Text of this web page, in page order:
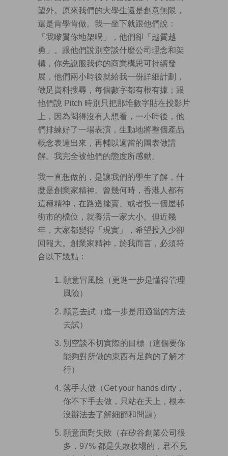
望外。原來我們的大學生還是創意無限，
還是肯學肯做。我一坐下就跟他們說：
「我嚟質你地架喎」，他們卻「越質越
勇」。跟他們說別空談什麼公司理念和架
構，你先說服我你的商業構思可持續發
展，他們兩小時後就給我一份詳細計劃，
做足資料搜尋，每個數字都有根有據；跟
他們說 Pitch 時別只把那堆數字貼在投影片
上，因為悶得沒有人想看，一小時後，他
們排練好了一場表演，生動地將整個產品
概念表達出來，再輔以適當的圖表做講
解。我完全被他們的態度所感動。
我一直想做的，是讓我們的學生了解，什
麼是創業家精神。曾幾何時，香港人都有
這種精神，在路邊擺賣、或者投一個屋邨
街市的檔位，就養活一家大小。但近幾
年，大家都變得「現實」，希望投入少卻
回報大。創業家精神，於我而言，必須符
合以下幾點：
願意冒風險（更進一步是懂得管理
風險）
願意去試（進一步是用適當的方法
去試）
別空談不切實際的目標（這個要你
能夠對所做的東西有足夠的了解才
行）
落手去做（Get your hands dirty，
你不下手去做，只站在天上，根本
沒辦法去了解細節和問題）
願意面對失敗（在矽谷創業公司很
多，97% 都是失敗收場的，君不見